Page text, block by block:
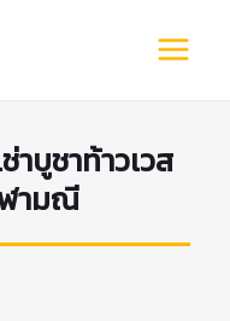
Main
บูชาท้าวเวส
ามณี